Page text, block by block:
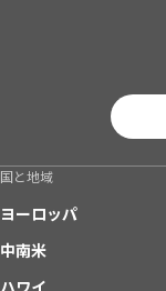
国と地域
ヨーロッパ
中南米
ハワイ